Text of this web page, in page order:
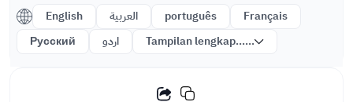
English العربية português
Français
Русский
اردو Tampilan lengkap......